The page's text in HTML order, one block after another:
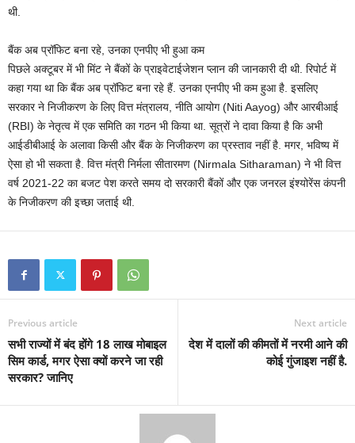
थी.
बैंक अब प्रॉफिट बना रहे, उनका एनपीए भी हुआ कम
पिछले अक्टूबर में भी मिंट ने बैंकों के प्राइवेटाईजेशन प्लान की जानकारी दी थी. रिपोर्ट में
कहा गया था कि बैंक अब प्रॉफिट बना रहे हैं. उनका एनपीए भी कम हुआ है. इसलिए
सरकार ने निजीकरण के लिए वित्त मंत्रालय, नीति आयोग (Niti Aayog) और आरबीआई
(RBI) के नेतृत्व में एक समिति का गठन भी किया था. सूत्रों ने दावा किया है कि अभी
आईडीबीआई के अलावा किसी और बैंक के निजीकरण का प्रस्ताव नहीं है. मगर, भविष्य में
ऐसा हो भी सकता है. वित्त मंत्री निर्मला सीतारमण (Nirmala Sitharaman) ने भी वित्त
वर्ष 2021-22 का बजट पेश करते समय दो सरकारी बैंकों और एक जनरल इंश्योरेंस कंपनी
के निजीकरण की इच्छा जताई थी.
Previous article
सभी राज्यों में बंद होंगे 18 लाख मोबाइल
सिम कार्ड, मगर ऐसा क्यों करने जा रही
सरकार? जानिए
Next article
देश में दालों की कीमतों में नरमी आने की
कोई गुंजाइश नहीं है.